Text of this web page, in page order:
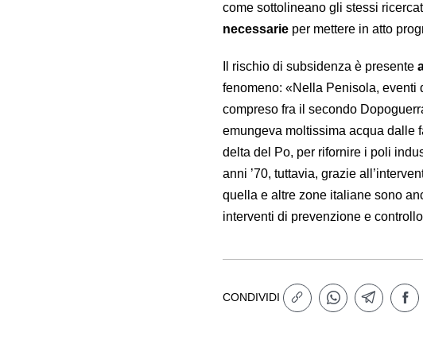
come sottolineano gli stessi
necessarie per mettere in atto
Il rischio di subsidenza è presente
fenomeno: «Nella Penisola, eventi
compreso fra il secondo
emungeva moltissima acqua dalle
delta del Po, per rifornire i poli
anni ’70, tuttavia, grazie
quella e altre zone italiane sono
interventi di prevenzione e
CONDIVIDI